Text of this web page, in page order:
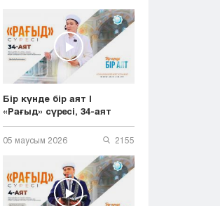
Бір күнде бір аят |
«Рағыд» сүресі, 34-аят
05 маусым 2026 2155